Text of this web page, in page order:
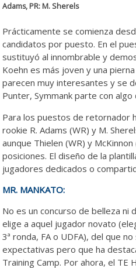
Adams, PR: M. Sherels
Prácticamente se comienza
candidatos por puesto. En el
sustituyó al innombrable y
Koehn es más joven y una
parecen muy interesantes y se
Punter, Symmank parte con
Para los puestos de retornador
rookie R. Adams (WR) y M.
aunque Thielen (WR) y
posiciones. El diseño de la
jugadores dedicados o
MR. MANKATO:
No es un concurso de belleza ni
elige a aquel jugador novato
3ª ronda, FA o UDFA), del que
expectativas pero que ha
Training Camp. Por ahora, el